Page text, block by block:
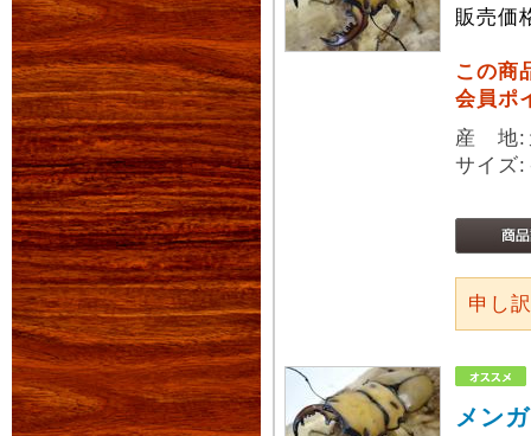
販売価
この商
会員ポ
産 地:
サイ
申し
メン